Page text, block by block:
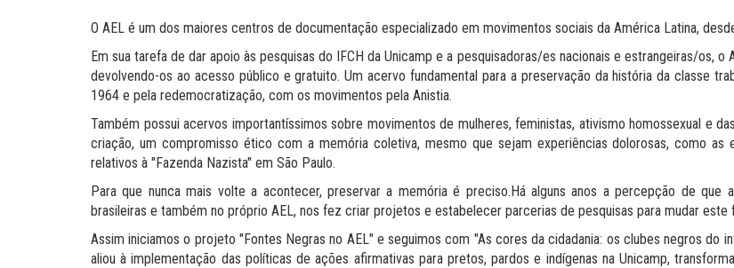
O AEL é um dos maiores centros de documentação especializado em movimentos sociais da América Latina,
Em sua tarefa de dar apoio às pesquisas do IFCH da Unicamp e a pesquisadoras/es nacionais e estrangeiras/os,
devolvendo-os ao acesso público e gratuito. Um acervo fundamental para a preservação da história da classe
1964 e pela redemocratização, com os movimentos pela Anistia.
Também possui acervos importantíssimos sobre movimentos de mulheres, feministas, ativismo homossexual e
criação, um compromisso ético com a memória coletiva, mesmo que sejam experiências dolorosas, como
relativos à "Fazenda Nazista" em São Paulo.
Para que nunca mais volte a acontecer, preservar a memória é preciso.Há alguns anos a percepção de que
brasileiras e também no próprio AEL, nos fez criar projetos e estabelecer parcerias de pesquisas para mudar este
Assim iniciamos o projeto "Fontes Negras no AEL" e seguimos com "As cores da cidadania: os clubes negros do
aliou à implementação das políticas de ações afirmativas para pretos, pardos e indígenas na Unicamp,